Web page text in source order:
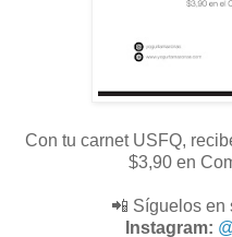
Con tu carnet USFQ,
$3,90 en
📲 Síguelos en
Instagram: